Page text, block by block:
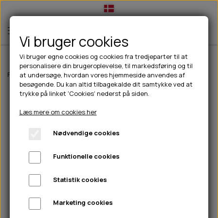
TIL HUND
💧FODER- VANDSKÅLE
CHICOPEE
GODBIDSTASKE
HALSBÅND
🦴 GODBIDDER & SNACKS
🍖 SMAGSVARIANTER
🎾 LEGETØJ
TÆNDER, ØRE, ØJE, POTER & NÆSE
🐾 UDSTYR & KOMFORT
TIL HUNDEEJER
DRIKKEFLASKER/TERMOFLASKER
HUER OG VANTER
PINEWOOD SALES
TIL KAT
TILBUD
NYHEDER
ABONNEMENT
Forside Til hunde Halsbånd, liner & seler Liner Hunter læderfedt
Vi bruger cookies
Vi bruger egne cookies og cookies fra tredjeparter til at
personalisere din brugeroplevelse, til markedsføring og til
at undersøge, hvordan vores hjemmeside anvendes af
besøgende. Du kan altid tilbagekalde dit samtykke ved at
trykke på linket 'Cookies' nederst på siden.
Læs mere om cookies her
Nødvendige cookies
Funktionelle cookies
Statistik cookies
Marketing cookies